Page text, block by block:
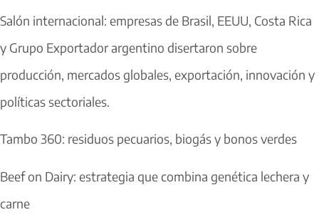
Salón internacional: empresas de Brasil, EEUU, Costa Rica
y Grupo Exportador argentino disertaron sobre
producción, mercados globales, exportación, innovación y
políticas sectoriales.
Tambo 360: residuos pecuarios, biogás y bonos verdes
Beef on Dairy: estrategia que combina genética lechera y
carne